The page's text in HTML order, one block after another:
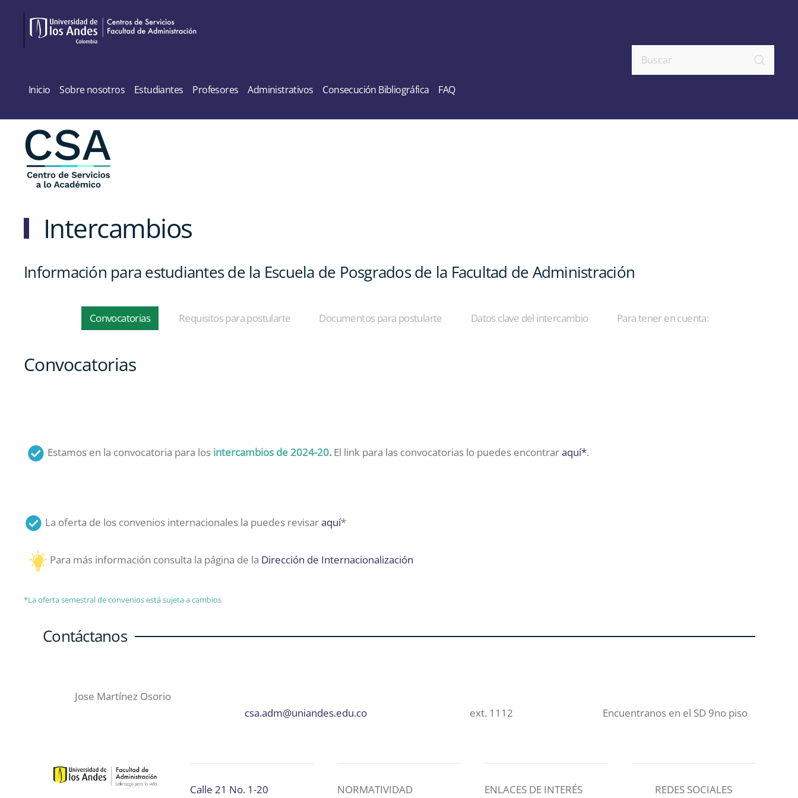
Skip to main content
Inicio Sobre nosotros Estudiantes Profesores Administrativos Consecución Bibliográfica FAQ
Intercambios
Información para estudiantes de la Escuela de Posgrados de la Facultad de Administración
Convocatorias Requisitos para postularte Documentos para postularte Datos clave del intercambio Para tener en cuenta:
Convocatorias
Estamos en la convocatoria para los intercambios de 2024-20. El link para las convocatorias lo puedes encontraraquí*.
La oferta de los convenios internacionales la puedes revisaraquí*
Para más información consulta la página de la Dirección de Internacionalización
*La oferta semestral de convenios está sujeta a cambios
Contáctanos
Jose Martínez Osorio
csa.adm@uniandes.edu.co
ext. 1112 Encuentranos en el SD 9no piso
Calle 21 No. 1-20 NORMATIVIDAD ENLACES DE INTERÉS REDES SOCIALES